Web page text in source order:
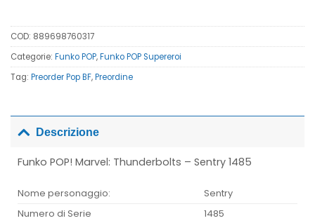
COD: 889698760317
Categorie: Funko POP,Funko POP Supereroi
Tag: Preorder Pop BF,Preordine
Descrizione
Funko POP! Marvel: Thunderbolts – Sentry 1485
Nome personaggio:
Sentry
Numero di Serie
1485